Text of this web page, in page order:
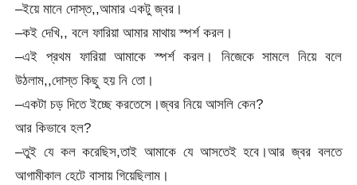
–ইয়ে মানে দোস্ত,,আমার একটু জ্বর।
–কই দেখি,, বলে ফারিয়া আমার মাথায় স্পর্শ করল।
–এই প্রথম ফারিয়া আমাকে স্পর্শ করল। নিজেকে সামলে নিয়ে বলে
উঠলাম,,দোস্ত কিছু হয় নি তো।
–একটা চড় দিতে ইচ্ছে করতেসে।জ্বর নিয়ে আসলি কেন?
আর কিভাবে হল?
–তুই যে কল করেছিস,তাই আমাকে যে আসতেই হবে।আর জ্বর বলতে
আগামীকাল হেটে বাসায় গিয়েছিলাম।